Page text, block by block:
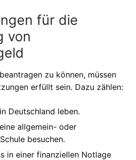
für die
von
zu können, müssen
erfüllt sein. Dazu zählen:
Deutschland leben.
allgemein- oder
besuchen.
in einer finanziellen Notlage